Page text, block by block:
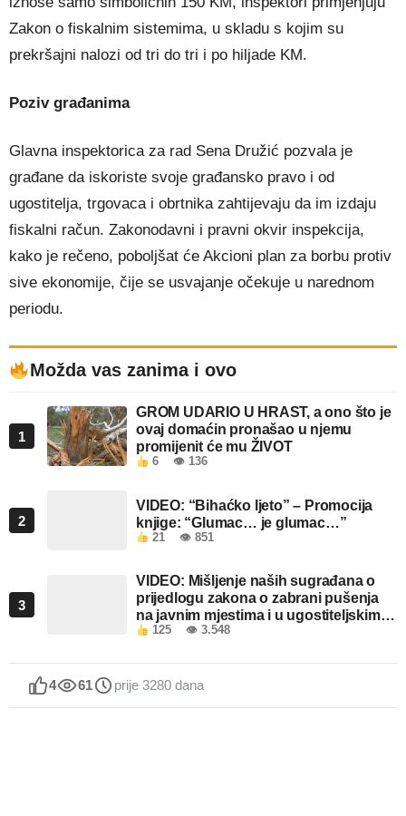
Zakon o fiskalnim sistemima, u skladu s kojim su
prekršajni nalozi od tri do tri i po hiljade KM.
Poziv građanima
Glavna inspektorica za rad Sena Družić pozvala je
građane da iskoriste svoje građansko pravo i od
ugostitelja, trgovaca i obrtnika zahtijevaju da im izdaju
fiskalni račun. Zakonodavni i pravni okvir inspekcija,
kako je rečeno, poboljšat će Akcioni plan za borbu protiv
sive ekonomije, čije se usvajanje očekuje u narednom
periodu.
Možda vas zanima i ovo
1
GROM UDARIO U HRAST, a ono što je
ovaj domaćin pronašao u njemu
promijenit će mu ŽIVOT
6 👁 136
2
VIDEO: “Bihaćko ljeto” – Promocija
knjige: “Glumac… je glumac…”
21 👁 851
3
VIDEO: Mišljenje naših sugrađana o
prijedlogu zakona o zabrani pušenja
na javnim mjestima i u ugostiteljskim
objektima u FBiH
125 👁 3.548
4 61 prije 3280 dana